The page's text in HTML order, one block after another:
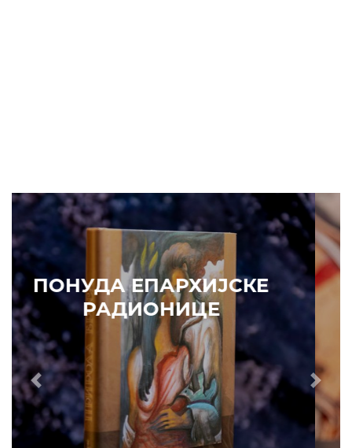
ПОНУДА ЕПАРХИЈСКЕ
РАДИОНИЦЕ
Prethodni